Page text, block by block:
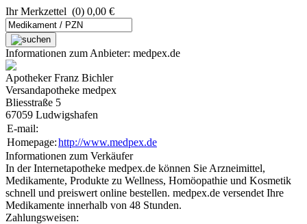
Ihr Merkzettel (0) 0,00 €
Informationen zum Anbieter: medpex.de
Apotheker Franz Bichler
Versandapotheke medpex
Bliesstraße 5
67059 Ludwigshafen
E-mail:
Homepage:http://www.medpex.de
Informationen zum Verkäufer
In der Internetapotheke medpex.de können Sie Arzneimittel,
Medikamente, Produkte zu Wellness, Homöopathie und Kosmetik
schnell und preiswert online bestellen. medpex.de versendet Ihre
Medikamente innerhalb von 48 Stunden.
Zahlungsweisen: